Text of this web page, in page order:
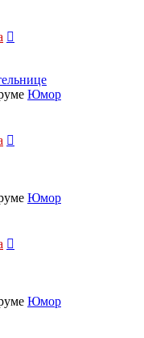
Юмор
Юмор
Юмор